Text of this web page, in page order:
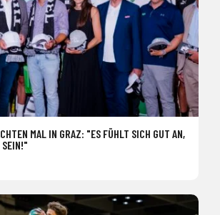
MAL IN GRAZ: "ES FÜHLT SICH GUT AN,
SEIN!"